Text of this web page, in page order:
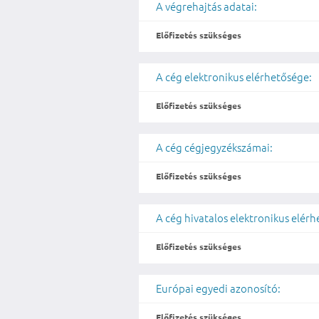
A végrehajtás adatai:
Előfizetés szükséges
A cég elektronikus elérhetősége:
Előfizetés szükséges
A cég cégjegyzékszámai:
Előfizetés szükséges
A cég hivatalos elektronikus
Előfizetés szükséges
Európai egyedi azonosító: